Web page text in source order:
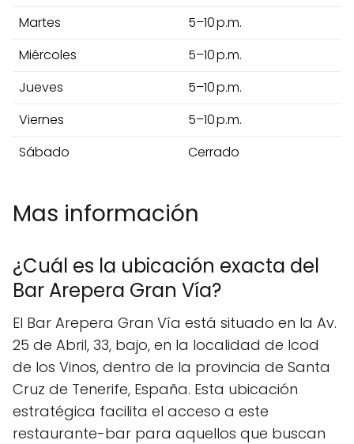
Martes
5–10 p.m.
Miércoles
5–10 p.m.
Jueves
5–10 p.m.
Viernes
5–10 p.m.
Sábado
Cerrado
Mas información
¿Cuál es la ubicación exacta del
Bar Arepera Gran Vía?
El Bar Arepera Gran Vía está situado en la Av.
25 de Abril, 33, bajo, en la localidad de Icod
de los Vinos, dentro de la provincia de Santa
Cruz de Tenerife, España. Esta ubicación
estratégica facilita el acceso a este
restaurante-bar para aquellos que buscan